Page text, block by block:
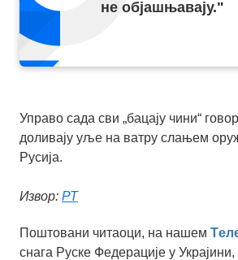
не објашњавају."
Управо сада сви „бацају чини“
доливају уље на ватру слањем
Русија.
Извор: РТ
Поштовани читаоци, на нашем
снага Руске Федерације у